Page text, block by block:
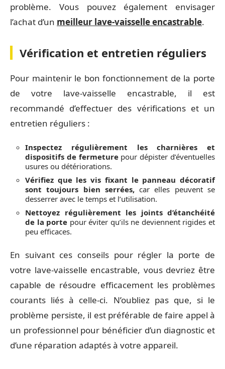
problème. Vous pouvez également envisager
l’achat d’un meilleur lave-vaisselle encastrable.
Vérification et entretien réguliers
Pour maintenir le bon fonctionnement de la porte
de votre lave-vaisselle encastrable, il est
recommandé d’effectuer des vérifications et un
entretien réguliers :
Inspectez régulièrement les charnières et
dispositifs de fermeturepour dépister d’éventuelles
usures ou détériorations.
Vérifiez que les vis fixant le panneau décoratif
sont toujours bien serrées,car elles peuvent se
desserrer avec le temps et l’utilisation.
Nettoyez régulièrement les joints d’étanchéité
de la porte pour éviter qu’ils ne deviennent rigides et
peu efficaces.
En suivant ces conseils pour régler la porte de
votre lave-vaisselle encastrable, vous devriez être
capable de résoudre efficacement les problèmes
courants liés à celle-ci. N’oubliez pas que, si le
problème persiste, il est préférable de faire appel à
un professionnel pour bénéficier d’un diagnostic et
d’une réparation adaptés à votre appareil.